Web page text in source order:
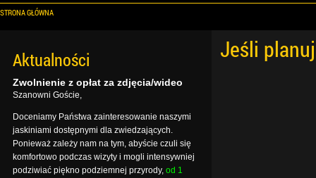
STRONA GŁÓWNA
Jeśli
Aktualności
Zwolnienie z opłat za zdjęcia/wideo
Szanowni Goście,
Doceniamy Państwa zainteresowanie naszymi
jaskiniami dostępnymi dla zwiedzających.
Ponieważ zależy nam na tym, abyście czuli się
komfortowo podczas wizyty i mogli intensywniej
podziwiać piękno podziemnej przyrody, od 1